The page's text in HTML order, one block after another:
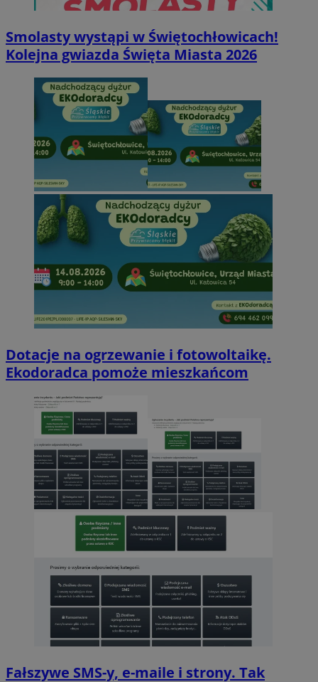
Smolasty wystąpi w Świętochłowicach!
Kolejna gwiazda Święta Miasta 2026
Dotacje na ogrzewanie i fotowoltaikę.
Ekodoradca pomoże mieszkańcom
Fałszywe SMS-y, e-maile i strony. Tak